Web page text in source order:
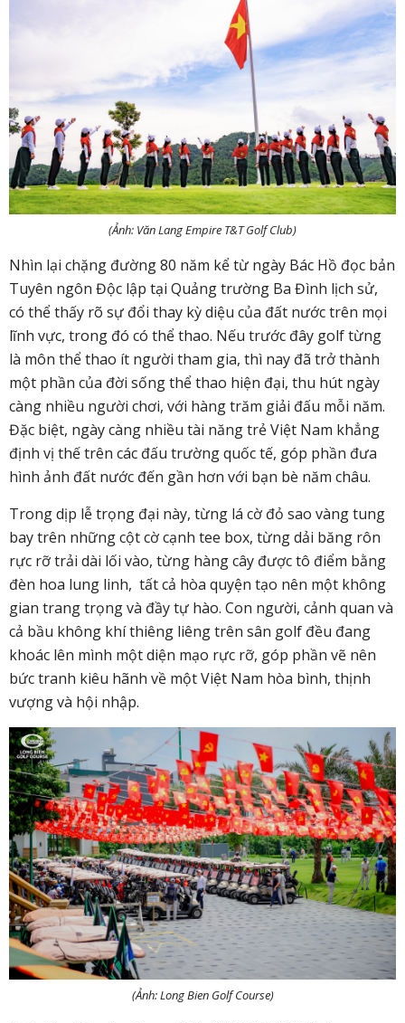
(Ảnh: Văn Lang Empire T&T Golf Club)
Nhìn lại chặng đường 80 năm kể từ ngày Bác Hồ đọc bản
Tuyên ngôn Độc lập tại Quảng trường Ba Đình lịch sử,
có thể thấy rõ sự đổi thay kỳ diệu của đất nước trên mọi
lĩnh vực, trong đó có thể thao. Nếu trước đây golf từng
là môn thể thao ít người tham gia, thì nay đã trở thành
một phần của đời sống thể thao hiện đại, thu hút ngày
càng nhiều người chơi, với hàng trăm giải đấu mỗi năm.
Đặc biệt, ngày càng nhiều tài năng trẻ Việt Nam khẳng
định vị thế trên các đấu trường quốc tế, góp phần đưa
hình ảnh đất nước đến gần hơn với bạn bè năm châu.
Trong dịp lễ trọng đại này, từng lá cờ đỏ sao vàng tung
bay trên những cột cờ cạnh tee box, từng dải băng rôn
rực rỡ trải dài lối vào, từng hàng cây được tô điểm bằng
đèn hoa lung linh, tất cả hòa quyện tạo nên một không
gian trang trọng và đầy tự hào. Con người, cảnh quan và
cả bầu không khí thiêng liêng trên sân golf đều đang
khoác lên mình một diện mạo rực rỡ, góp phần vẽ nên
bức tranh kiêu hãnh về một Việt Nam hòa bình, thịnh
vượng và hội nhập.
(Ảnh: Long Bien Golf Course)